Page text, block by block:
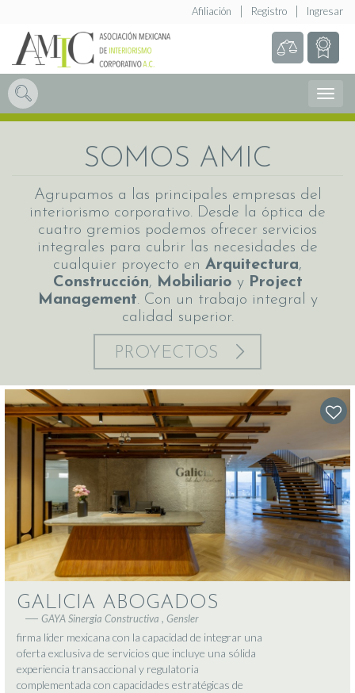
Ingresar
Registro
Afiliación
Menú
SOMOS AMIC
Agrupamos a las principales empresas del
interiorismo corporativo. Desde la óptica de
cuatro gremios podemos ofrecer servicios
integrales para cubrir las necesidades de
cualquier proyecto en Arquitectura,
Construcción, Mobiliario y Project
Management. Con un trabajo integral y
calidad superior.
PROYECTOS
GALICIA ABOGADOS
GAYA Sinergia Constructiva , Gensler
firma líder mexicana con la capacidad de integrar una
oferta exclusiva de servicios que incluye una sólida
experiencia transaccional y regulatoria
complementada con capacidades estratégicas de